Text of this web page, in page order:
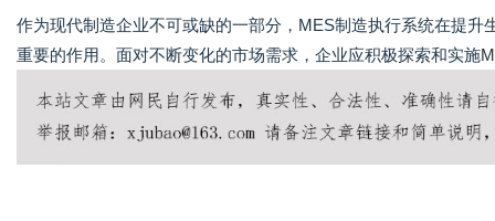
作为现代制造企业不可或缺的一部分，MES制造执行系统在提
重要的作用。面对不断变化的市场需求，企业应积极探索和实施